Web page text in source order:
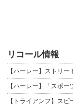
リコール情報
【ハーレー】ストリ
【トライアンフ】ス